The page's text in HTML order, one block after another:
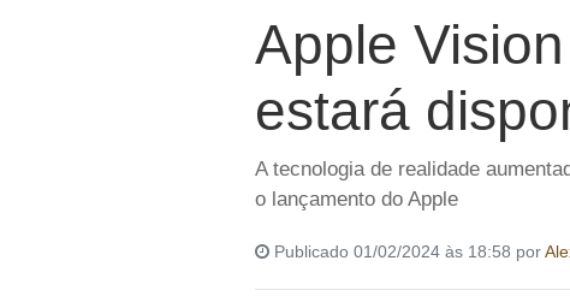
Apple
estará
A tecnologia de realidade
o lançamento do Apple
Publicado 01/02/2024 às 18:58 por